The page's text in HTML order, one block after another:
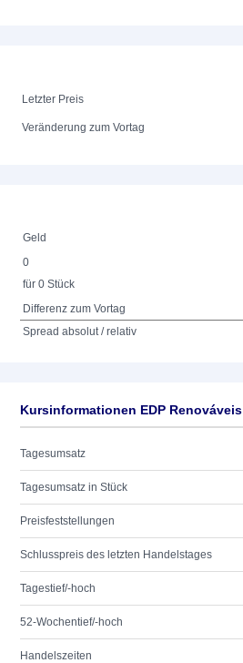
Letzter Preis
Veränderung zum Vortag
Geld
0
für 0 Stück
Differenz zum Vortag
Spread absolut / relativ
Kursinformationen EDP Renováveis
Tagesumsatz
Tagesumsatz in Stück
Preisfeststellungen
Schlusspreis des letzten Handelstages
Tagestief/-hoch
52-Wochentief/-hoch
Handelszeiten